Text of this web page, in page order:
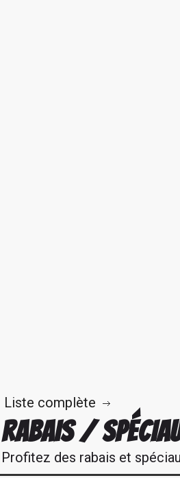
Liste complète
RABAIS /
Profitez des rabais et